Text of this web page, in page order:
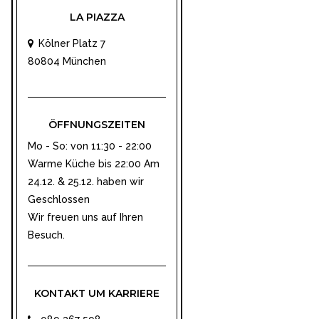
LA PIAZZA
Kölner Platz 7
80804 München
ÖFFNUNGSZEITEN
Mo - So: von 11:30 - 22:00
Warme Küche bis 22:00 Am
24.12. & 25.12. haben wir
Geschlossen
Wir freuen uns auf Ihren
Besuch.
KONTAKT UM KARRIERE